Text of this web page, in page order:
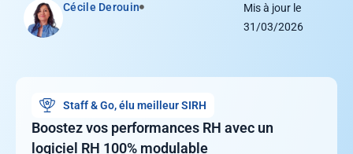
Cécile Derouin
Mis à jour le
31/03/2026
Staff & Go, élu meilleur SIRH
Boostez vos performances RH avec un
logiciel RH 100% modulable